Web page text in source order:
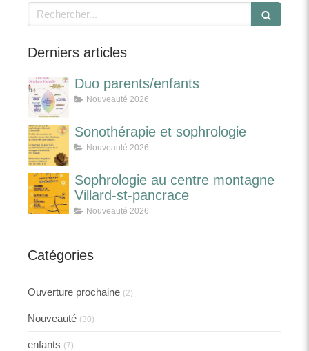
Rechercher
Derniers articles
Duo parents/enfants
Nouveauté 2026
Sonothérapie et sophrologie
Nouveauté 2026
Sophrologie au centre montagne
Villard-st-pancrace
Nouveauté 2026
Catégories
Ouverture prochaine (2)
Nouveauté (30)
enfants (7)